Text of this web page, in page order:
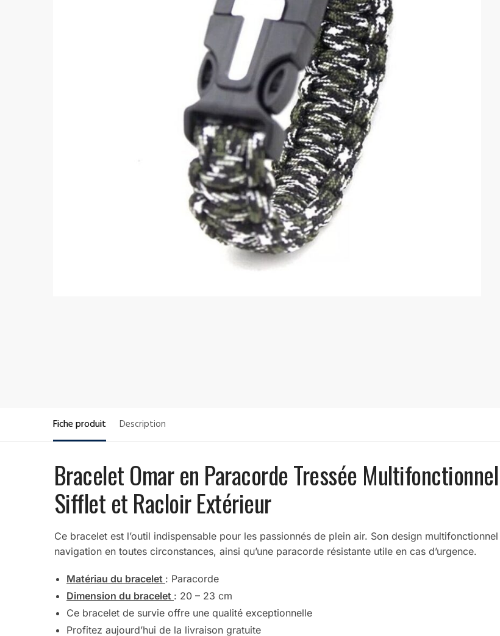
Fiche produit Description
Bracelet Omar en Paracorde Tressée
Sifflet et Racloir Extérieur
Ce bracelet est l’outil indispensable pour les passionnés de plein air. Son design
navigation en toutes circonstances, ainsi qu’une paracorde résistante utile en cas d’urgence.
Matériau du bracelet : Paracorde
Dimension du bracelet : 20 – 23 cm
Ce bracelet de survie offre une qualité exceptionnelle
Profitez aujourd’hui de la livraison gratuite